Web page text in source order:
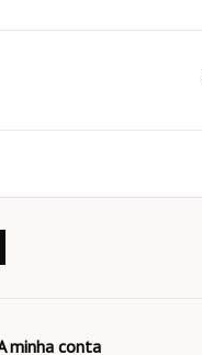
minha conta